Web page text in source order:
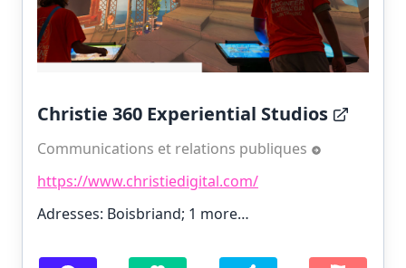
Christie 360 Experiential Studios
Communications et relations publiques
https://www.christiedigital.com/
Adresses: Boisbriand; 1 more…